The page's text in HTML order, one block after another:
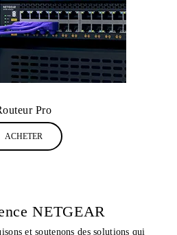
Pro
ACHETER
NETGEAR
et soutenons des solutions qui